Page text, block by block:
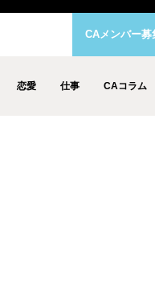
恋愛 仕事 CAコラム
CAメンバー募